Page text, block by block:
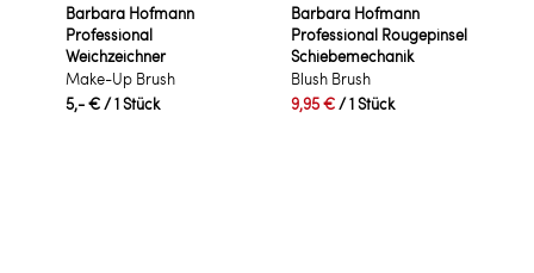
Barbara Hofmann
Professional
Weichzeichner
Make-Up Brush
5,- €/ 1 Stück
Barbara Hofmann
Professional Rougepinsel
Schiebemechanik
Blush Brush
9,95 €/ 1 Stück